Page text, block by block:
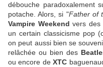
débouche paradoxalement
potache. Alors, si "Father of
Vampire Weekend vers des
un certain classicisme pop
on peut aussi bien se
relâchée ou bien des
ou encore deXTC